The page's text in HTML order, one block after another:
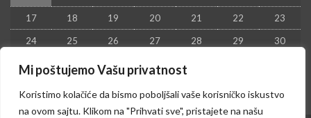
Mi poštujemo Vašu privatnost
Koristimo kolačiće da bismo poboljšali vaše korisničko iskustvo
na ovom sajtu. Klikom na "Prihvati sve", pristajete na našu
17 18 19 20 21 22 23
24 25 26 27 28 29 30
31